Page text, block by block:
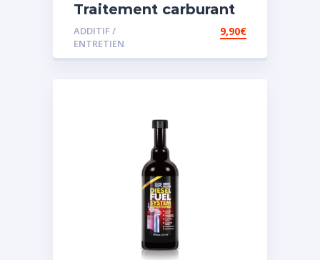
Traitement carburant
diesel et essence
ADDITIF /
ENTRETIEN
9,90€